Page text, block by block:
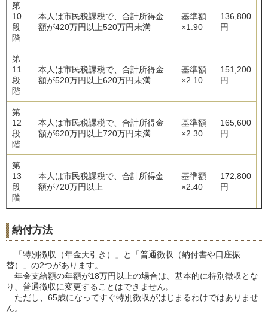
第
10
段
階
本人は市民税課税で、合計所得金
額が420万円以上520万円未満
基準額
×1.90
136,800
円
第
11
段
階
本人は市民税課税で、合計所得金
額が520万円以上620万円未満
基準額
×2.10
151,200
円
第
12
段
階
本人は市民税課税で、合計所得金
額が620万円以上720万円未満
基準額
×2.30
165,600
円
第
13
段
階
本人は市民税課税で、合計所得金
額が720万円以上
基準額
×2.40
172,800
円
納付方法
「特別徴収（年金天引き）」と「普通徴収（納付書や口座振
替）」の2つがあります。
年金支給額の年額が18万円以上の場合は、基本的に特別徴収とな
り、普通徴収に変更することはできません。
ただし、65歳になってすぐ特別徴収がはじまるわけではありませ
ん。